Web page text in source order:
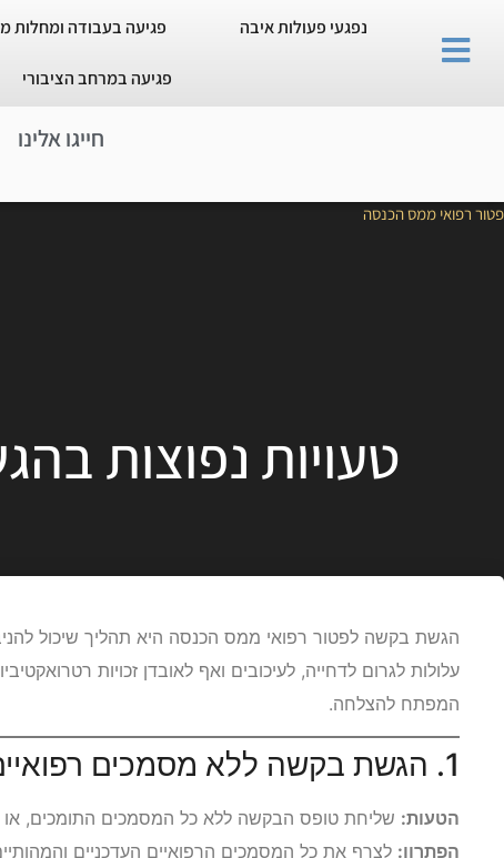
נפגעי פעולות איבה פגיעה בעבודה ומחלות
פגיעה במרחב הציבורי
חייגו אלינו
פטור רפואי ממס הכנסה
טעויות נפוצות
הגשת בקשה לפטור רפואי ממס הכנסה היא תהליך שיכול
עלולות לגרום לדחייה, לעיכובים ואף לאובדן זכויות
המפתח להצלחה.
1. הגשת בקשה ללא מסמכים רפואיים מלאים
הטעות: שליחת טופס הבקשה ללא כל המסמכים התומכים,
הפתרון: לצרף את כל המסמכים הרפואיים העדכניים